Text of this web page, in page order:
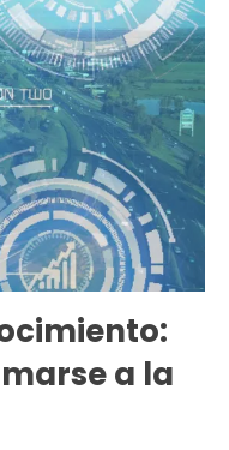
a la